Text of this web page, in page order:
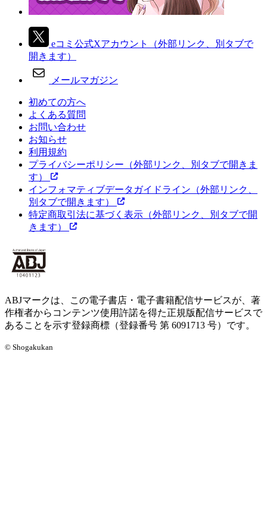
eコミ公式Xアカウント
（外部リンク、別タブで
開きます）
メールマガジン
初めての方へ
よくある質問
お問い合わせ
お知らせ
利用規約
プライバシーポリシー （外部リンク、別タブで開きま
す）
インフォマティブデータガイドライン （外部リンク、
別タブで開きます）
特定商取引法に基づく表示 （外部リンク、別タブで開
きます）
ABJマークは、この電子書店・電子書籍配信サービスが、著
作権者からコンテンツ使用許諾を得た正規版配信サービスで
あることを示す登録商標（登録番号 第 6091713 号）です。
© Shogakukan